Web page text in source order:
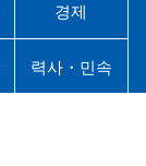
경제
력사・민속